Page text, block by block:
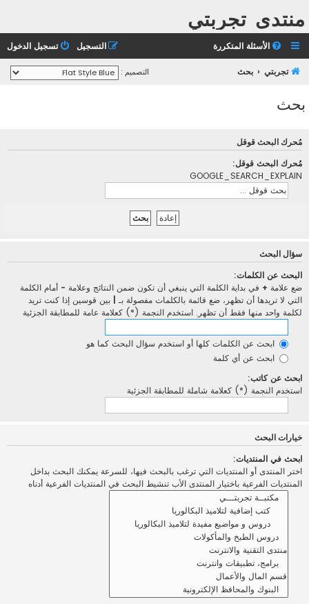
منتدى تجربتي
الأسئلة المتكررة تسجيل الدخول التسجيل
تجربتي بحث التصميم :
بحث
مُحرك البحث قوقل
مُحرك البحث قوقل:
GOOGLE_SEARCH_EXPLAIN
سؤال البحث
البحث عن الكلمات:
ضع علامة + في بداية الكلمة التي ينبغي أن تكون ضمن النتائج وعلامة - أمام الكلمة
التي لا تريدها أن تظهر، ضع قائمة بالكلمات مفصولة بـ
بين قوسين إذا كنت تريد
لكلمة واحد منها فقط أن تظهر. استخدم النجمة (*) كعلامة عامة للمطابقة الجزئية
ابحث عن الكلمات كلها أو استخدم سؤال البحث كما هو
ابحث عن أي كلمة
ابحث عن كاتب:
استخدم النجمة (*) كعلامة شاملة للمطابقة الجزئية
خيارات البحث
ابحث في المنتديات:
اختر المنتدى أو المنتديات التي ترغب بالبحث فيها، للسرعة يمكنك البحث بداخل
المنتديات الفرعية باختيار المنتدى الأب تنشيط البحث في المنتديات الفرعية أدناه